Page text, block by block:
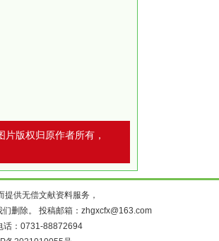
版权归原作者所有，
供无偿文献资料服务，
删除。 投稿邮箱： zhgxcfx@163.com
话：0731-88872694